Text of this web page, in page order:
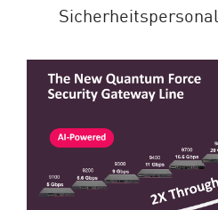
Sicherheitspersonal